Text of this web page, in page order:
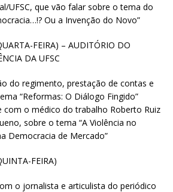
UFSC, que vão falar sobre o tema do
Ou a Invenção do Novo”
FEIRA) – AUDITÓRIO DO
DA UFSC
do regimento, prestação de contas e
“Reformas: O Diálogo Fingido”
com o médico do trabalho Roberto Ruiz
sobre o tema “A Violência no
Democracia de Mercado”
FEIRA)
o jornalista e articulista do periódico